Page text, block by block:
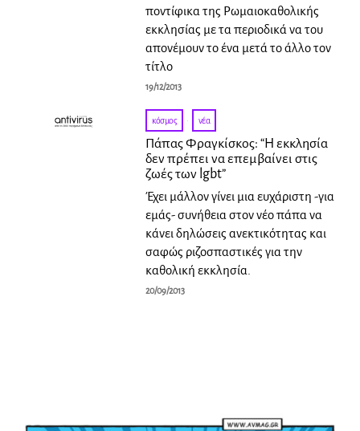
ποντίφικα της Ρωμαιοκαθολικής
εκκλησίας με τα περιοδικά να του
απονέμουν το ένα μετά το άλλο τον
τίτλο
19/12/2013
κόσμος · νέα
Πάπας Φραγκίσκος: “Η εκκλησία
δεν πρέπει να επεμβαίνει στις
ζωές των lgbt”
Έχει μάλλον γίνει μια ευχάριστη -για
εμάς- συνήθεια στον νέο πάπα να
κάνει δηλώσεις ανεκτικότητας και
σαφώς ριζοσπαστικές για την
καθολική εκκλησία.
20/09/2013